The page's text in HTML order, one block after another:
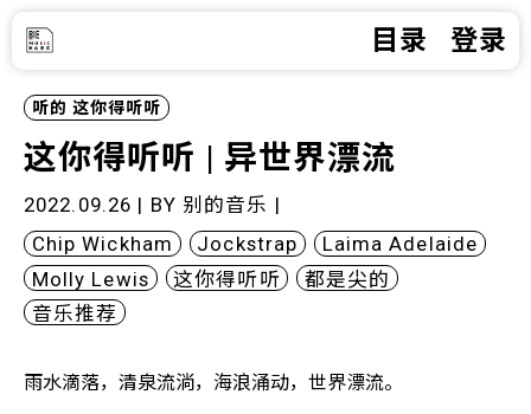
目录 登录
听的 这你得听听
这你得听听 | 异世界漂流
2022.09.26 | BY 别的音乐 |
Chip Wickham
Jockstrap
Laima Adelaide
Molly Lewis
这你得听听
都是尖的
音乐推荐
雨水滴落，清泉流淌，海浪涌动，世界漂流。